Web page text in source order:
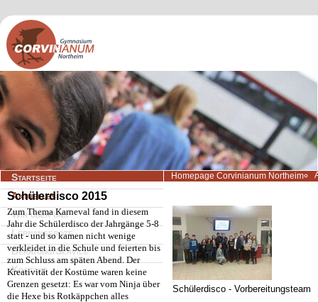
Navigation
überspringen
Startseite
Aktuelles
Wir über uns
Lernangebote
Beratung/Service
Kontakt
Homepage Corvinianum Northeim
Schülerdisco 2015
Schülerdisco - Vorbereitungsteam
Zum Thema Karneval fand in diesem
Jahr die Schülerdisco der Jahrgänge 5-8
statt - und so kamen nicht wenige
verkleidet in die Schule und feierten bis
zum Schluss am späten Abend. Der
Kreativität der Kostüme waren keine
Grenzen gesetzt: Es war vom Ninja über
die Hexe bis Rotkäppchen alles